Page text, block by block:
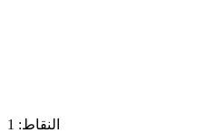
النقاط: 1